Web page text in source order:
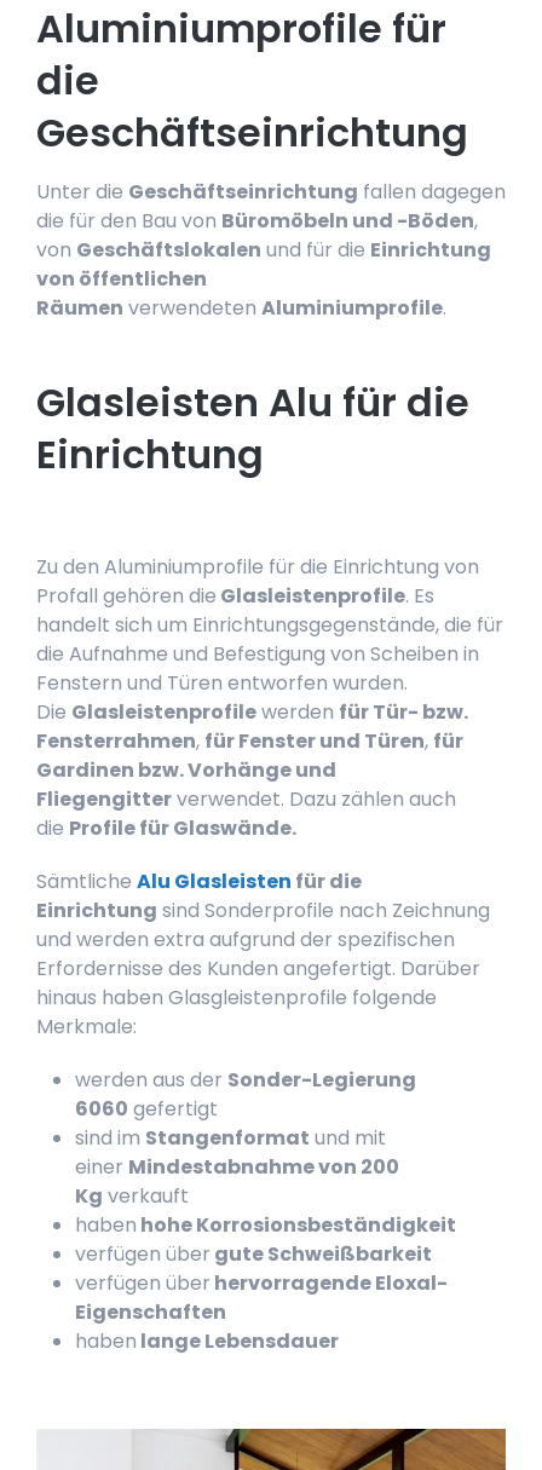
Aluminiumprofile für
die
Geschäftseinrichtung
Unter die Geschäftseinrichtung fallen dagegen
die für den Bau von Büromöbeln und -Böden,
von Geschäftslokalen und für die Einrichtung
von öffentlichen
Räumen verwendeten Aluminiumprofile.
Glasleisten Alu für die
Einrichtung
Zu den Aluminiumprofile für die Einrichtung von
Profall gehören die Glasleistenprofile. Es
handelt sich um Einrichtungsgegenstände, die für
die Aufnahme und Befestigung von Scheiben in
Fenstern und Türen entworfen wurden.
Die Glasleistenprofilewerden für Tür- bzw.
Fensterrahmen, für Fenster und Türen, für
Gardinen bzw. Vorhänge und
Fliegengitterverwendet. Dazu zählen auch
die Profile für Glaswände.
Sämtliche Alu Glasleisten für die
Einrichtung sind Sonderprofile nach Zeichnung
und werden extra aufgrund der spezifischen
Erfordernisse des Kunden angefertigt. Darüber
hinaus haben Glasgleistenprofile folgende
Merkmale:
werden aus der Sonder-Legierung
6060 gefertigt
sind im Stangenformat und mit
einer Mindestabnahme von 200
Kg verkauft
haben hohe Korrosionsbeständigkeit
verfügen über gute Schweißbarkeit
verfügen über hervorragende Eloxal-
Eigenschaften
haben lange Lebensdauer